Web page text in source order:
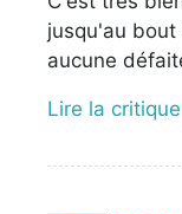
jusqu'au
aucune
Lire la